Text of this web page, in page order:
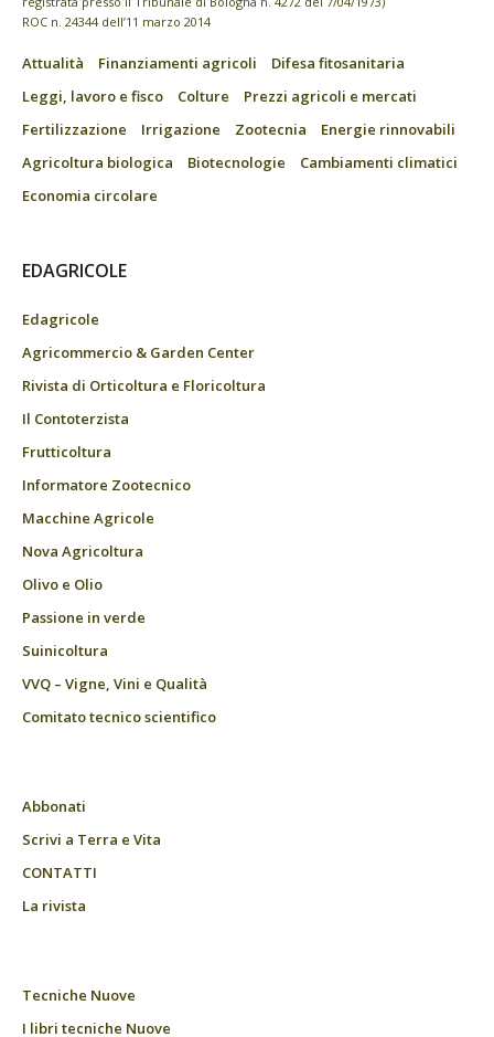
ROC n. 24344 dell’11 marzo 2014
Attualità Finanziamenti agricoli
Difesa fitosanitaria
Leggi, lavoro e fisco
Colture
Prezzi agricoli e mercati
Fertilizzazione
Irrigazione Zootecnia
Energie rinnovabili
Agricoltura biologica
Biotecnologie
Cambiamenti climatici
Economia circolare
EDAGRICOLE
Edagricole
Agricommercio & Garden Center
Rivista di Orticoltura e Floricoltura
Il Contoterzista
Frutticoltura
Informatore Zootecnico
Macchine Agricole
Nova Agricoltura
Olivo e Olio
Passione in verde
Suinicoltura
VVQ – Vigne, Vini e Qualità
Comitato tecnico scientifico
Abbonati
Scrivi a Terra e Vita
CONTATTI
La rivista
Tecniche Nuove
I libri tecniche Nuove